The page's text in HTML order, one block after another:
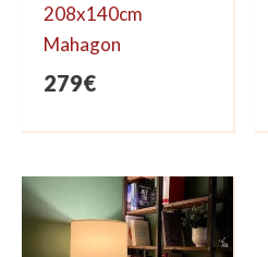
208x140cm
Mahagon
279€